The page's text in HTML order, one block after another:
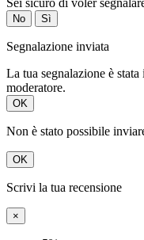
No Sì
Segnalazione inviata
La tua segnalazione è
moderatore.
OK
Non è stato possibile
OK
Scrivi la tua recensione
×